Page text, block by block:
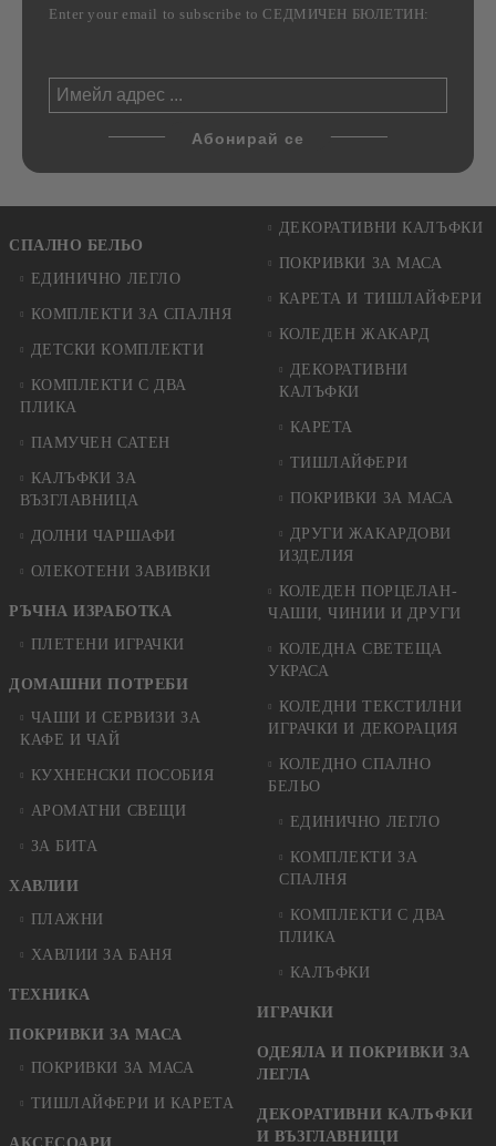
Enter your email to subscribe to СЕДМИЧЕН БЮЛЕТИН:
СПАЛНО БЕЛЬО
ЕДИНИЧНО ЛЕГЛО
КОМПЛЕКТИ ЗА СПАЛНЯ
ДЕТСКИ КОМПЛЕКТИ
КОМПЛЕКТИ С ДВА
ПЛИКА
ПАМУЧЕН САТЕН
КАЛЪФКИ ЗА
ВЪЗГЛАВНИЦА
ДОЛНИ ЧАРШАФИ
ОЛЕКОТЕНИ ЗАВИВКИ
РЪЧНА ИЗРАБОТКА
ПЛЕТЕНИ ИГРАЧКИ
ДОМАШНИ ПОТРЕБИ
ЧАШИ И СЕРВИЗИ ЗА
КАФЕ И ЧАЙ
КУХНЕНСКИ ПОСОБИЯ
АРОМАТНИ СВЕЩИ
ЗА БИТА
ХАВЛИИ
ПЛАЖНИ
ХАВЛИИ ЗА БАНЯ
ТЕХНИКА
ПОКРИВКИ ЗА МАСА
ПОКРИВКИ ЗА МАСА
ТИШЛАЙФЕРИ И КАРЕТА
ДЕКОРАТИВНИ КАЛЪФКИ
ПОКРИВКИ ЗА МАСА
КАРЕТА И ТИШЛАЙФЕРИ
КОЛЕДЕН ЖАКАРД
ДЕКОРАТИВНИ
КАЛЪФКИ
КАРЕТА
ТИШЛАЙФЕРИ
ПОКРИВКИ ЗА МАСА
ДРУГИ ЖАКАРДОВИ
ИЗДЕЛИЯ
КОЛЕДЕН ПОРЦЕЛАН-
ЧАШИ, ЧИНИИ И ДРУГИ
КОЛЕДНА СВЕТЕЩА
УКРАСА
КОЛЕДНИ ТЕКСТИЛНИ
ИГРАЧКИ И ДЕКОРАЦИЯ
КОЛЕДНO СПАЛНO
БЕЛЬО
ЕДИНИЧНО ЛЕГЛО
КОМПЛЕКТИ ЗА
СПАЛНЯ
КОМПЛЕКТИ С ДВА
ПЛИКА
КАЛЪФКИ
ИГРАЧКИ
ОДЕЯЛА И ПОКРИВКИ ЗА
ЛЕГЛА
ДЕКОРАТИВНИ КАЛЪФКИ
И ВЪЗГЛАВНИЦИ